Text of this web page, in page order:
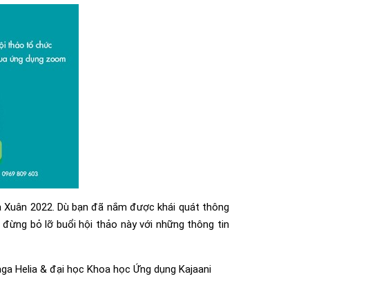
2022. Dù bạn đã nắm được khái quát thông
bỏ lỡ buổi hội thảo này với những thông tin
Helia & đại học Khoa học Ứng dụng Kajaani